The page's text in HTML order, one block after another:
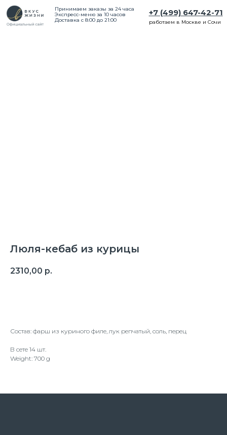
+7 (499) 647-42-71
работаем в Москве и Сочи
Принимаем заказы за 24 часа
Экспресс-меню за 10 часов
Доставка с 8:00 до 21:00
Люля-кебаб из курицы
2310,00 р.
Состав: фарш из куриного филе, лук репчатый, соль, перец
В сете 14 шт.
Weight: 700 g